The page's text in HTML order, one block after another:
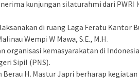
kunjungan silaturahmi dari PWRI
di ruang Laga Feratu Kantor
Wempi W Mawa, S.E., M.H.
organisasi kemasyarakatan di
Sipil (PNS).
Berau H. Mastur Japri berharap